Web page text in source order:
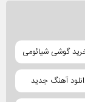
گوشی شیائومی
آهنگ جدید